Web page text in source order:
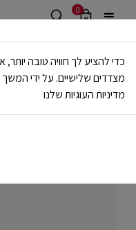
0
משלוח
🔥 20% הנחה על כל הביגוד באתר ובחנויות - לזמן מוגבל
בית יוניסקס
כדי להציע לך חוויה טובה
מצדדים שלישיים. על ידי
מדיניות העוגיות שלנו